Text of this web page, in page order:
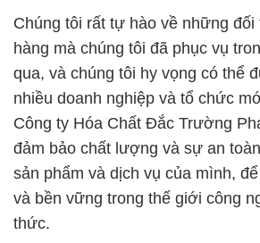
Chúng tôi rất tự hào về những đối
hàng mà chúng tôi đã phục vụ
qua, và chúng tôi hy vọng có thể
nhiều doanh nghiệp và tổ chức
Công ty Hóa Chất Đắc Trường
đảm bảo chất lượng và sự an
sản phẩm và dịch vụ của mình,
và bền vững trong thế giới công
thức.